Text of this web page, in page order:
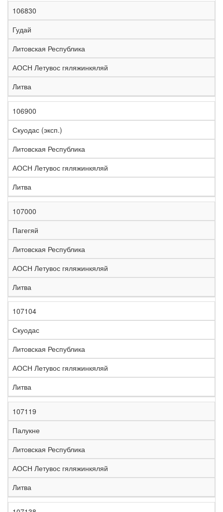
106830
Гудай
Литовская Республика
АОСН Летувос гяляжинкяляй
Литва
106900
Скуодас (эксп.)
Литовская Республика
АОСН Летувос гяляжинкяляй
Литва
107000
Пагегяй
Литовская Республика
АОСН Летувос гяляжинкяляй
Литва
107104
Скуодас
Литовская Республика
АОСН Летувос гяляжинкяляй
Литва
107119
Палукне
Литовская Республика
АОСН Летувос гяляжинкяляй
Литва